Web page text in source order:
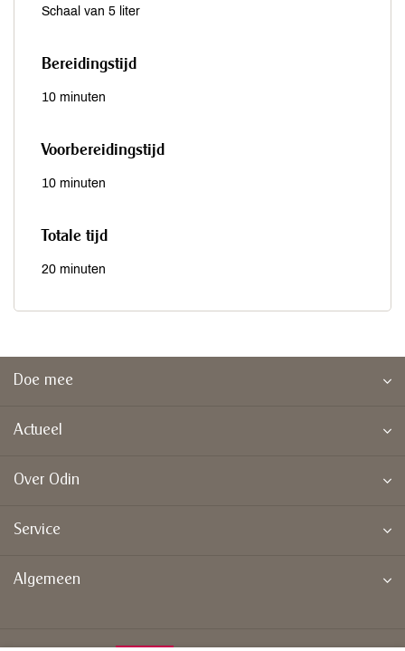
Schaal van 5 liter
Bereidingstijd
10 minuten
Voorbereidingstijd
10 minuten
Totale tijd
20 minuten
Doe mee
Actueel
Over Odin
Service
Algemeen